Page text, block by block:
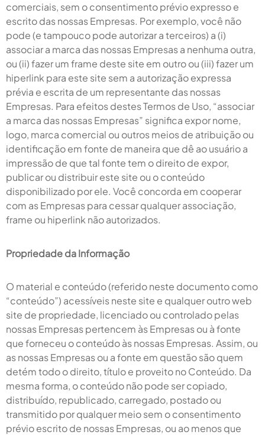
comerciais, sem o consentimento prévio expresso e
escrito das nossas Empresas. Por exemplo, você não
pode (e tampouco pode autorizar a terceiros) a (i)
associar a marca das nossas Empresas a nenhuma outra,
ou (ii) fazer um frame deste site em outro ou (iii) fazer um
hiperlink para este site sem a autorização expressa
prévia e escrita de um representante das nossas
Empresas. Para efeitos destes Termos de Uso, “associar
a marca das nossas Empresas” significa expor nome,
logo, marca comercial ou outros meios de atribuição ou
identificação em fonte de maneira que dê ao usuário a
impressão de que tal fonte tem o direito de expor,
publicar ou distribuir este site ou o conteúdo
disponibilizado por ele. Você concorda em cooperar
com as Empresas para cessar qualquer associação,
frame ou hiperlink não autorizados.
Propriedade da Informação
O material e conteúdo (referido neste documento como
“conteúdo”) acessíveis neste site e qualquer outro web
site de propriedade, licenciado ou controlado pelas
nossas Empresas pertencem às Empresas ou à fonte
que forneceu o conteúdo às nossas Empresas. Assim, ou
as nossas Empresas ou a fonte em questão são quem
detém todo o direito, título e proveito no Conteúdo. Da
mesma forma, o conteúdo não pode ser copiado,
distribuído, republicado, carregado, postado ou
transmitido por qualquer meio sem o consentimento
prévio escrito de nossas Empresas, ou ao menos que